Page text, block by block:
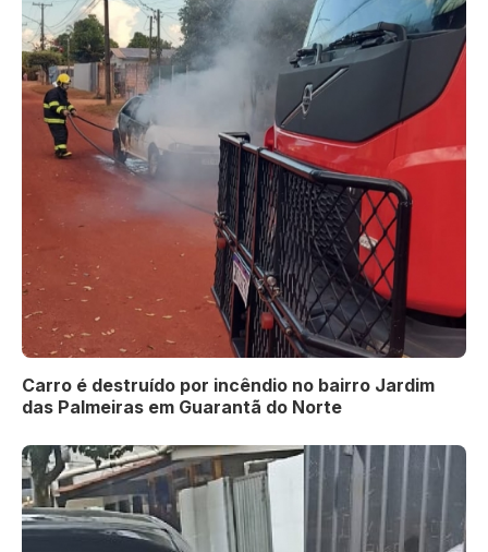
Carro é destruído por incêndio no bairro Jardim
das Palmeiras em Guarantã do Norte